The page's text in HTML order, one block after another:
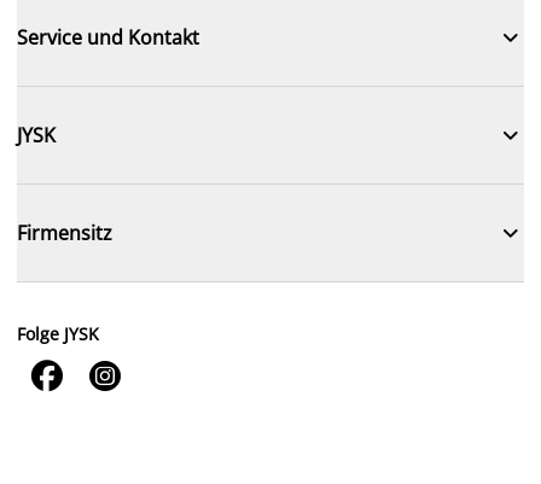
Service und Kontakt 
JYSK 
Firmensitz 
Folge JYSK
 